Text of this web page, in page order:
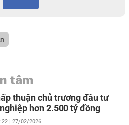
tâm
thuận chủ trương đầu tư
hơn 2.500 tỷ đồng
| 27/02/2026